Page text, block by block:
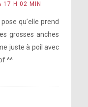
17 H 02 MIN
qu’elle prend
grosses anches
juste à poil avec
^^